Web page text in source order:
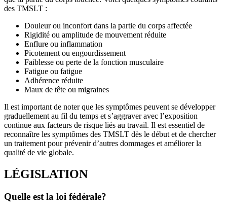
des TMSLT :
Douleur ou inconfort dans la partie du corps affectée
Rigidité ou amplitude de mouvement réduite
Enflure ou inflammation
Picotement ou engourdissement
Faiblesse ou perte de la fonction musculaire
Fatigue ou fatigue
Adhérence réduite
Maux de tête ou migraines
Il est important de noter que les symptômes peuvent se développer
graduellement au fil du temps et s’aggraver avec l’exposition
continue aux facteurs de risque liés au travail. Il est essentiel de
reconnaître les symptômes des TMSLT dès le début et de chercher
un traitement pour prévenir d’autres dommages et améliorer la
qualité de vie globale.
LÉGISLATION
Quelle est la loi fédérale?